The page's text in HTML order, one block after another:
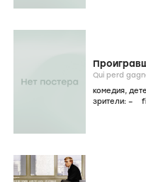
комедия,
зрители: –